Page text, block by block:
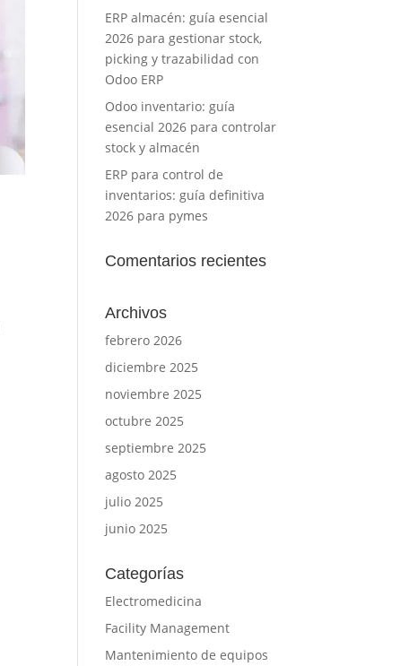
ERP almacén: guía esencial
2026 para gestionar stock,
picking y trazabilidad con
Odoo ERP
Odoo inventario: guía
esencial 2026 para controlar
stock y almacén
ERP para control de
inventarios: guía definitiva
2026 para pymes
Comentarios recientes
Archivos
febrero 2026
diciembre 2025
noviembre 2025
octubre 2025
septiembre 2025
agosto 2025
julio 2025
junio 2025
Categorías
Electromedicina
Facility Management
Mantenimiento de equipos